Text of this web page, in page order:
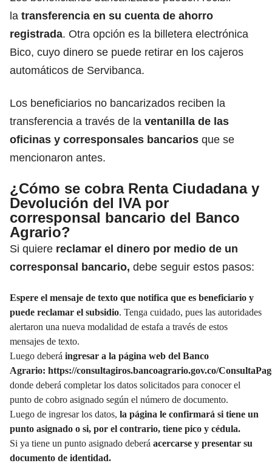
la transferencia en su cuenta de ahorro
registrada. Otra opción es la billetera electrónica
Bico, cuyo dinero se puede retirar en los cajeros
automáticos de Servibanca.
Los beneficiarios no bancarizados reciben la
transferencia a través de la ventanilla de las
oficinas y corresponsales bancarios que se
mencionaron antes.
¿Cómo se cobra Renta Ciudadana y
Devolución del IVA por
corresponsal bancario del Banco
Agrario?
Si quiere reclamar el dinero por medio de un
corresponsal bancario, debe seguir estos pasos:
Espere el mensaje de texto que notifica que es beneficiario y
puede reclamar el subsidio. Tenga cuidado, pues las autoridades
alertaron una nueva modalidad de estafa a través de estos
mensajes de texto.
Luego deberá ingresar a la página web del Banco
Agrario: https://consultagiros.bancoagrario.gov.co/
donde deberá completar los datos solicitados para conocer el
punto de cobro asignado según el número de documento.
Luego de ingresar los datos, la página le confirmará si tiene un
punto asignado o si, por el contrario, tiene pico y cédula.
Si ya tiene un punto asignado deberá acercarse y presentar su
documento de identidad.